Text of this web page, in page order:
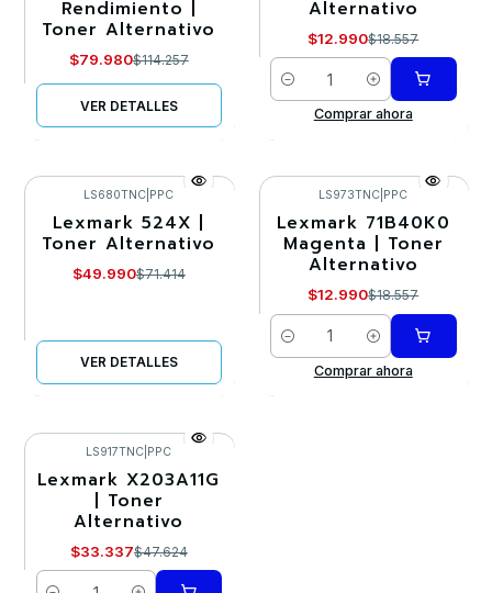
Agotado
Rendimiento |
Toner Alternativo
$79.980$114.257
VER DETALLES
Alternativo
$12.990$18.557
Cantidad
Comprar ahora
-30%
LS680TNC PPC
Lexmark 524X |
Toner Alternativo
$49.990$71.414
VER DETALLES
-30%
LS973TNC PPC
Lexmark 71B40K0
Magenta | Toner
Alternativo
$12.990$18.557
Cantidad
Comprar ahora
-30%
LS917TNC PPC
Lexmark X203A11G
| Toner
Alternativo
$33.337$47.624